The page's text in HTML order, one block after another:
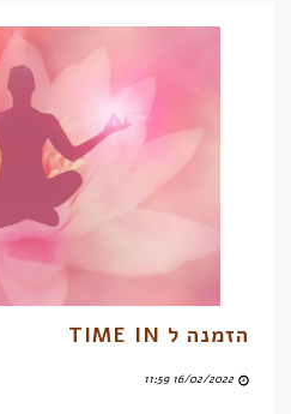
הזמנה ל TIME IN
16/02/2022 11:59